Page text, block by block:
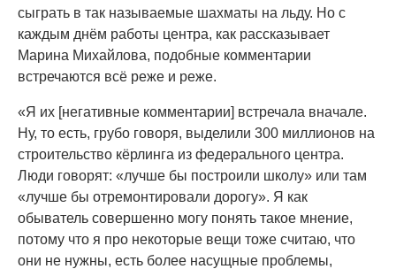
сыграть в так называемые шахматы на льду. Но с
каждым днём работы центра, как рассказывает
Марина Михайлова, подобные комментарии
встречаются всё реже и реже.
«Я их [негативные комментарии] встречала вначале.
Ну, то есть, грубо говоря, выделили 300 миллионов на
строительство кёрлинга из федерального центра.
Люди говорят: «лучше бы построили школу» или там
«лучше бы отремонтировали дорогу». Я как
обыватель совершенно могу понять такое мнение,
потому что я про некоторые вещи тоже считаю, что
они не нужны, есть более насущные проблемы,